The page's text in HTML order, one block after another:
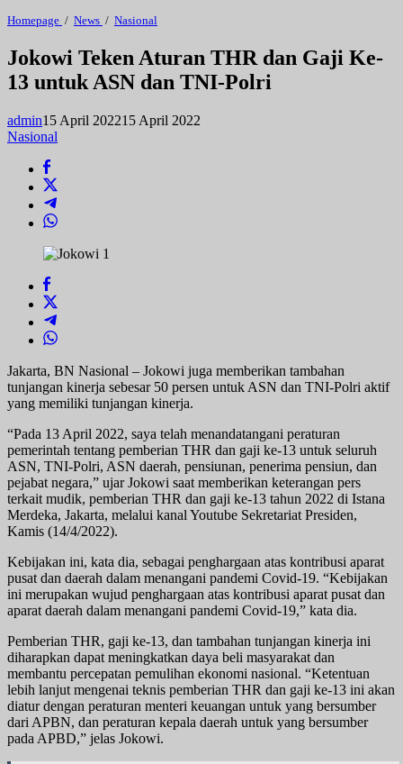
Homepage / News / Nasional
THR
dan
Gaji
13
Jokowi Teken Aturan THR dan Gaji Ke-
13 untuk ASN dan TNI-Polri
admin15 April 202215 April 2022
Nasional
Jakarta, BN Nasional – Jokowi juga memberikan tambahan
tunjangan kinerja sebesar 50 persen untuk ASN dan TNI-Polri aktif
yang memiliki tunjangan kinerja.
“Pada 13 April 2022, saya telah menandatangani peraturan
pemerintah tentang pemberian THR dan gaji ke-13 untuk seluruh
ASN, TNI-Polri, ASN daerah, pensiunan, penerima pensiun, dan
pejabat negara,” ujar Jokowi saat memberikan keterangan pers
terkait mudik, pemberian THR dan gaji ke-13 tahun 2022 di Istana
Merdeka, Jakarta, melalui kanal Youtube Sekretariat Presiden,
Kamis (14/4/2022).
Kebijakan ini, kata dia, sebagai penghargaan atas kontribusi aparat
pusat dan daerah dalam menangani pandemi Covid-19. “Kebijakan
ini merupakan wujud penghargaan atas kontribusi aparat pusat dan
aparat daerah dalam menangani pandemi Covid-19,” kata dia.
Pemberian THR, gaji ke-13, dan tambahan tunjangan kinerja ini
diharapkan dapat meningkatkan daya beli masyarakat dan
membantu percepatan pemulihan ekonomi nasional. “Ketentuan
lebih lanjut mengenai teknis pemberian THR dan gaji ke-13 ini akan
diatur dengan peraturan menteri keuangan untuk yang bersumber
dari APBN, dan peraturan kepala daerah untuk yang bersumber
pada APBD,” jelas Jokowi.